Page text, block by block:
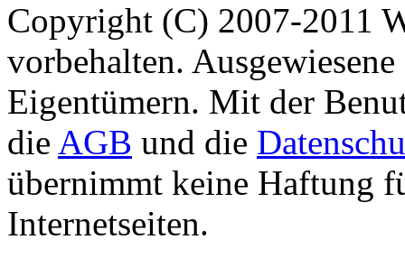
Copyright (C) 2007-2011
vorbehalten.
Eigentümern. Mit der
die AGB und die
übernimmt keine Haftung
Internetseiten.